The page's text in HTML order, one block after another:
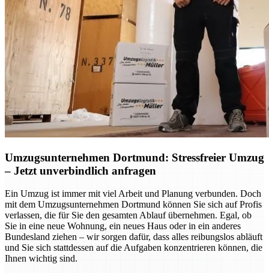
Umzugsunternehmen Dortmund: Stressfreier Umzug
– Jetzt unverbindlich anfragen
Ein Umzug ist immer mit viel Arbeit und Planung verbunden. Doch
mit dem Umzugsunternehmen Dortmund können Sie sich auf Profis
verlassen, die für Sie den gesamten Ablauf übernehmen. Egal, ob
Sie in eine neue Wohnung, ein neues Haus oder in ein anderes
Bundesland ziehen – wir sorgen dafür, dass alles reibungslos abläuft
und Sie sich stattdessen auf die Aufgaben konzentrieren können, die
Ihnen wichtig sind.